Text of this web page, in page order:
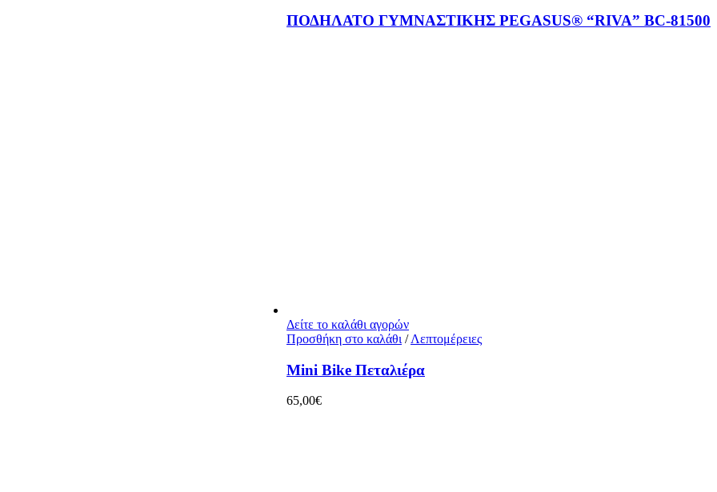
ΠΟΔΗΛΑΤΟ ΓΥΜΝΑΣΤΙΚΗΣ PEGASUS® “RIVA” BC‑81500
Δείτε το καλάθι αγορών
Προσθήκη στο καλάθι / Λεπτομέρειες
Mini Bike Πεταλιέρα
65,00€